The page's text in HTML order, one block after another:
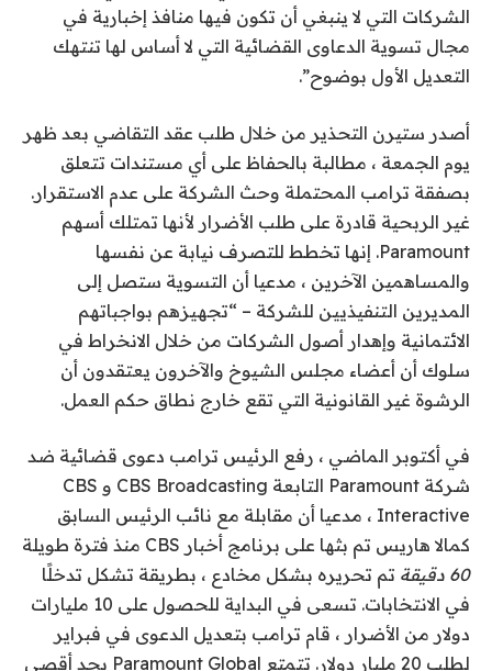
الشركات التي لا ينبغي أن تكون فيها منافذ إخبارية في
مجال تسوية الدعاوى القضائية التي لا أساس لها تنتهك
التعديل الأول بوضوح”.
أصدر ستيرن التحذير من خلال طلب عقد التقاضي بعد ظهر
يوم الجمعة ، مطالبة بالحفاظ على أي مستندات تتعلق
بصفقة ترامب المحتملة وحث الشركة على عدم الاستقرار.
غير الربحية قادرة على طلب الأضرار لأنها تمتلك أسهم
Paramount. إنها تخطط للتصرف نيابة عن نفسها
والمساهمين الآخرين ، مدعيا أن التسوية ستصل إلى
المديرين التنفيذيين للشركة – “تجهيزهم بواجباتهم
الائتمانية وإهدار أصول الشركات من خلال الانخراط في
سلوك أن أعضاء مجلس الشيوخ والآخرون يعتقدون أن
الرشوة غير القانونية التي تقع خارج نطاق حكم العمل.
في أكتوبر الماضي ، رفع الرئيس ترامب دعوى قضائية ضد
شركة Paramount التابعة CBS Broadcasting و CBS
Interactive ، مدعيا أن مقابلة مع نائب الرئيس السابق
كمالا هاريس تم بثها على برنامج أخبار CBS منذ فترة طويلة
60 دقيقة
تم تحريره بشكل مخادع ، بطريقة تشكل تدخلًا
في الانتخابات. تسعى في البداية للحصول على 10 مليارات
دولار من الأضرار ، قام ترامب بتعديل الدعوى في فبراير
لطلب 20 مليار دولار. تتمتع Paramount Global بحد أقصى